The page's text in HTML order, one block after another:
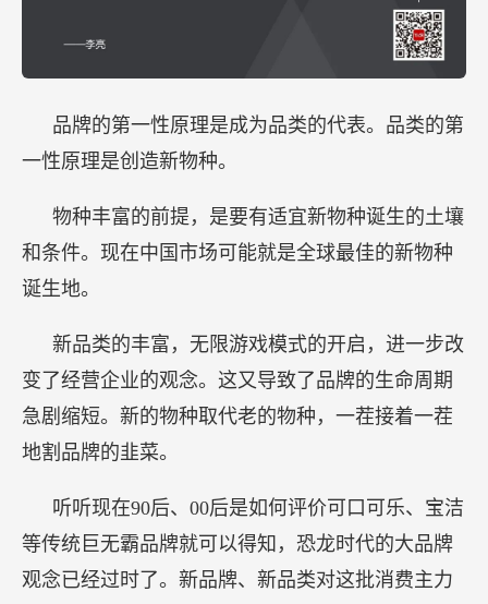
品牌的第一性原理是成为品类的代表。品类的第
一性原理是创造新物种。
物种丰富的前提，是要有适宜新物种诞生的土壤
和条件。现在中国市场可能就是全球最佳的新物种
诞生地。
新品类的丰富，无限游戏模式的开启，进一步改
变了经营企业的观念。这又导致了品牌的生命周期
急剧缩短。新的物种取代老的物种，一茬接着一茬
地割品牌的韭菜。
听听现在90后、00后是如何评价可口可乐、宝洁
等传统巨无霸品牌就可以得知，恐龙时代的大品牌
观念已经过时了。新品牌、新品类对这批消费主力